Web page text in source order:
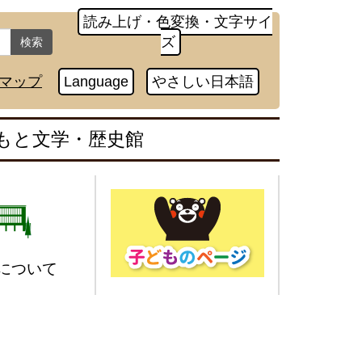
検索
読み上げ・色変換・文字サイ
ズ
ップ Language やさしい日本語
と文学・歴史館
ついて